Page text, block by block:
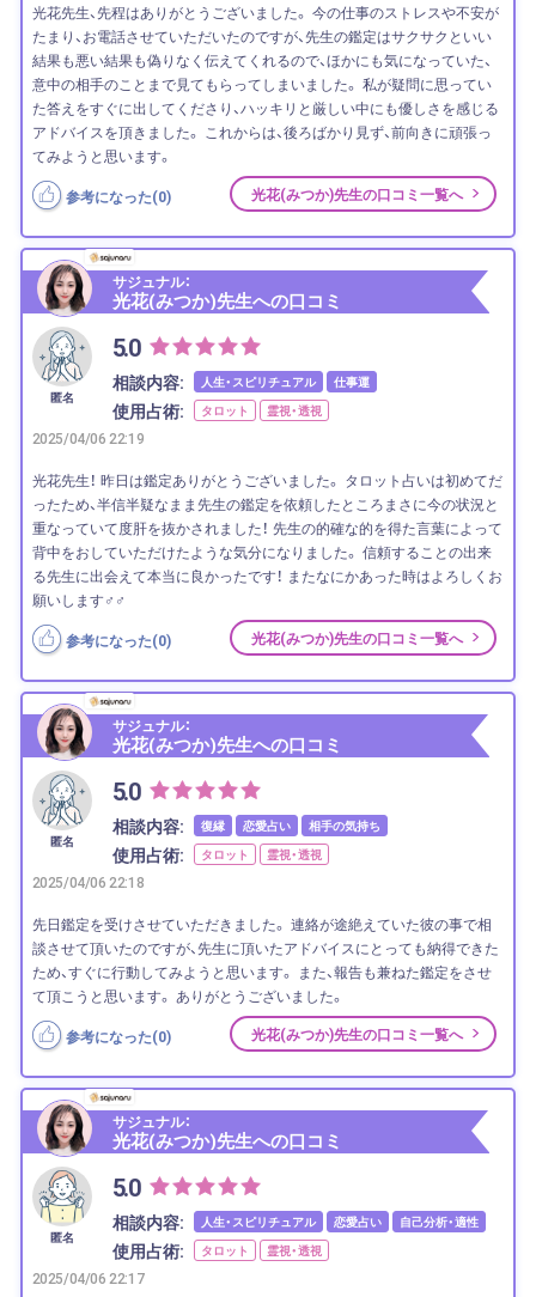
光花先生、先程はありがとうございました。 今の仕事のストレスや不安が
たまり、お電話させていただいたのですが、先生の鑑定はサクサクといい
結果も悪い結果も偽りなく伝えてくれるので、ほかにも気になっていた、
意中の相手のことまで見てもらってしまいました。 私が疑問に思ってい
た答えをすぐに出してくださり、ハッキリと厳しい中にも優しさを感じる
アドバイスを頂きました。 これからは、後ろばかり見ず、前向きに頑張っ
てみようと思います。
参考になった(0) 光花(みつか)先生の口コミ一覧へ
サジュナル：
光花(みつか)先生への口コミ
匿名
5.0
相談内容: 人生・スピリチュアル 仕事運
使用占術: タロット 霊視・透視
2025/04/06 22:19
光花先生！ 昨日は鑑定ありがとうございました。 タロット占いは初めてだ
ったため、半信半疑なまま先生の鑑定を依頼したところまさに今の状況と
重なっていて度肝を抜かされました！ 先生の的確な的を得た言葉によって
背中をおしていただけたような気分になりました。 信頼することの出来
る先生に出会えて本当に良かったです！ またなにかあった時はよろしくお
願いします‍♂️‍♂️
参考になった(0) 光花(みつか)先生の口コミ一覧へ
サジュナル：
光花(みつか)先生への口コミ
匿名
5.0
相談内容: 復縁 恋愛占い 相手の気持ち
使用占術: タロット 霊視・透視
2025/04/06 22:18
先日鑑定を受けさせていただきました。 連絡が途絶えていた彼の事で相
談させて頂いたのですが、先生に頂いたアドバイスにとっても納得できた
ため、すぐに行動してみようと思います。 また、報告も兼ねた鑑定をさせ
て頂こうと思います。 ありがとうございました。
参考になった(0) 光花(みつか)先生の口コミ一覧へ
サジュナル：
光花(みつか)先生への口コミ
匿名
5.0
相談内容: 人生・スピリチュアル 恋愛占い 自己分析・適性
使用占術: タロット 霊視・透視
2025/04/06 22:17